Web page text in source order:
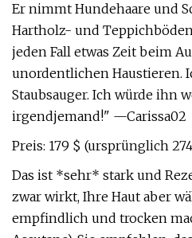
Er nimmt Hundehaare und
Hartholz- und
jeden Fall etwas Zeit beim
unordentlichen Haustieren.
Staubsauger. Ich würde ihn
irgendjemand!" —Carissa02
Preis: 179 $ (ursprünglich
Das ist *sehr* stark und
zwar wirkt, Ihre Haut aber
empfindlich und trocken